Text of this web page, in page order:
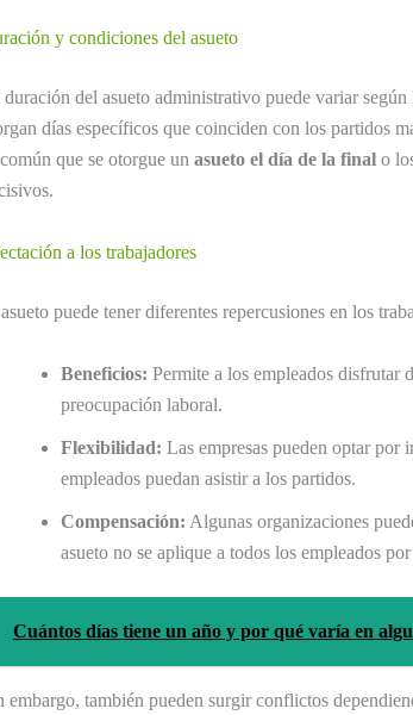
y condiciones del asueto
del asueto administrativo puede variar
días específicos que coinciden con los partidos
que se otorgue un asueto el día de la final o
a los trabajadores
puede tener diferentes repercusiones en los
Beneficios: Permite a los empleados disfrutar
preocupación laboral.
Flexibilidad: Las empresas pueden optar por
empleados puedan asistir a los partidos.
Compensación: Algunas organizaciones
asueto no se aplique a todos los empleados
Cuántos días tiene un año y por qué varía en
embargo, también pueden surgir conflictos